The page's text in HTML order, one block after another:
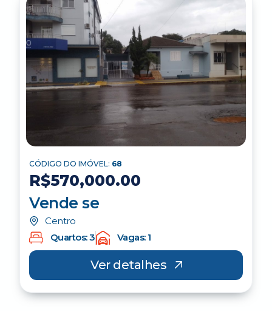
CÓDIGO DO IMÓVEL: 68
R$570,000.00
Vende se
Centro
Quartos: 3
Vagas: 1
Ver detalhes